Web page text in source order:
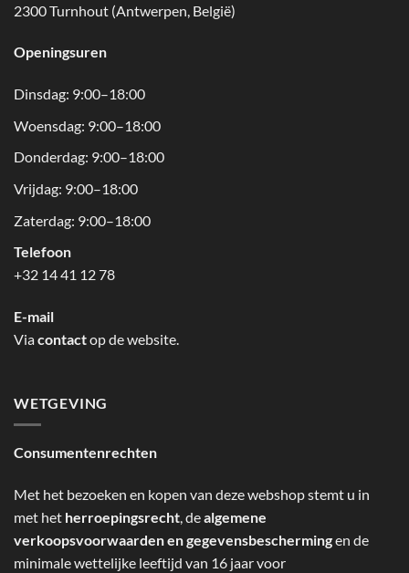
2300 Turnhout (Antwerpen, België)
Openingsuren
Dinsdag: 9:00–18:00
Woensdag: 9:00–18:00
Donderdag: 9:00–18:00
Vrijdag: 9:00–18:00
Zaterdag: 9:00–18:00
Telefoon
+32 14 41 12 78
E-mail
Viacontactop de website.
WETGEVING
Consumentenrechten
Met het bezoeken en kopen van deze webshop stemt u in
met het herroepingsrecht, dealgemene
verkoopsvoorwaarden en gegevensbeschermingen de
minimale wettelijke leeftijd van 16 jaar voor